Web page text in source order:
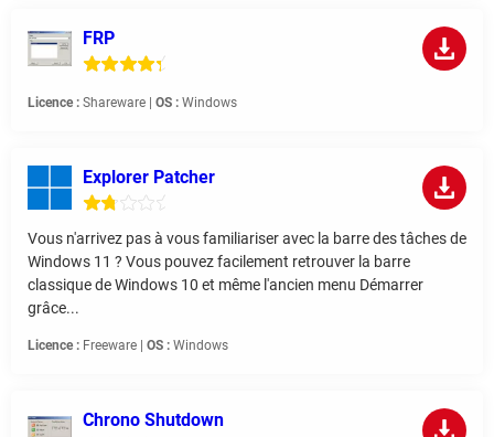
FRP
Licence : Shareware | OS : Windows
Explorer Patcher
Vous n'arrivez pas à vous familiariser avec la barre des tâches de
Windows 11 ? Vous pouvez facilement retrouver la barre
classique de Windows 10 et même l'ancien menu Démarrer
grâce...
Licence : Freeware | OS : Windows
Chrono Shutdown